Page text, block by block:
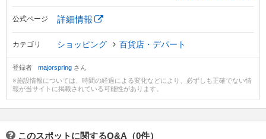
公式ページ 詳細情報
カテゴリ ショッピング 百貨店・デパート
登録者 majorspring さん
※施設情報については、時間の経過による変化などにより、必ずしも正確でない情
報が当サイトに掲載されている可能性があります。
このスポットに関するQ&A（0件）